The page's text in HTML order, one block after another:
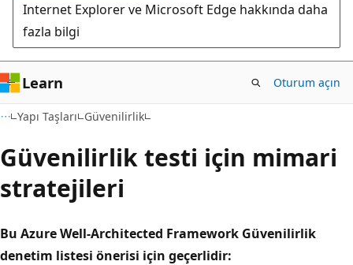
Internet Explorer ve Microsoft Edge hakkında daha
fazla bilgi
Learn Oturum açın
Yapı Taşları Güvenilirlik
Güvenilirlik testi için mimari
stratejileri
Bu Azure Well-Architected Framework Güvenilirlik
denetim listesi önerisi için geçerlidir: